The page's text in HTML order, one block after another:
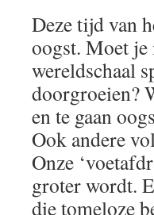
Deze tijd van
oogst. Moet je
wereldschaal
doorgroeien?
en te gaan
Ook andere
Onze
groter wordt.
die tomeloze